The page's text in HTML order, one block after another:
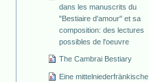
dans les manuscrits du
"Bestiaire d'amour" et sa
composition: des lectures
possibles de l'oeuvre
The Cambrai Bestiary
Eine mittelniederfränkische